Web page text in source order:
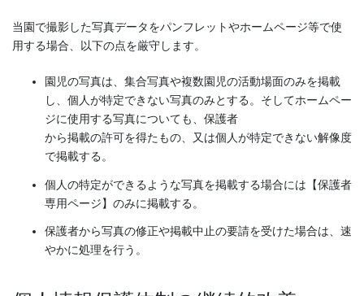
当園で撮影した写真データをパンフレットやホームページ等で使
用する場合、以下の点を厳守します。
園児の写真は、集合写真や複数園児の活動場面のみを掲載
し、個人が特定できない写真のみとする。そしてホームペー
ジに使用する写真についても、保護者
から掲載の許可を得たもの、又は個人が特定できない解像度
で掲載する。
個人の特定ができるような写真を掲載する場合には【保護者
専用ページ】のみに掲載する。
保護者から写真の修正や掲載中止の要請を受けた場合は、速
やかに処理を行う。